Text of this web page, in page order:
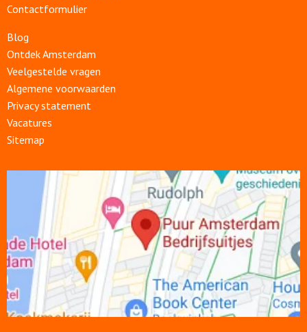
Contactformulier
Blog
Ontdek Amsterdam
Veelgestelde vragen
Algemene voorwaarden
Privacy statement
Vacatures
Sitemap